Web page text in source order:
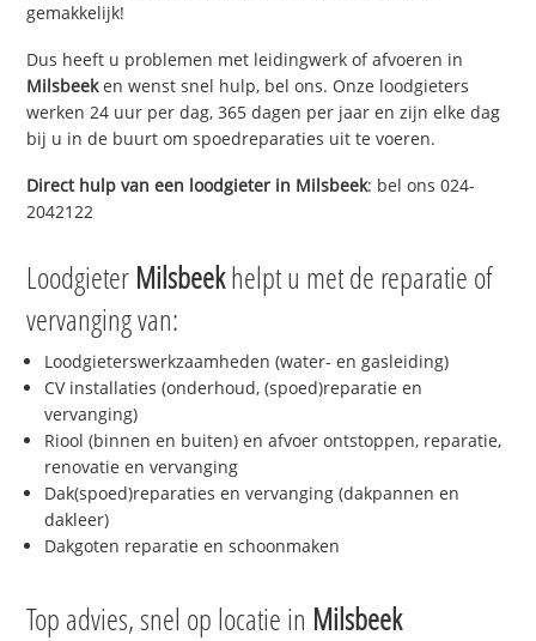
gemakkelijk!
Dus heeft u problemen met leidingwerk of afvoeren in
Milsbeeken wenst snel hulp, bel ons. Onze loodgieters
werken 24 uur per dag, 365 dagen per jaar en zijn elke dag
bij u in de buurt om spoedreparaties uit te voeren.
Direct hulp van een loodgieter in Milsbeek: bel ons 024-
2042122
Loodgieter Milsbeekhelpt u met de reparatie of
vervanging van:
Loodgieterswerkzaamheden (water- en gasleiding)
CV installaties (onderhoud, (spoed)reparatie en
vervanging)
Riool (binnen en buiten) en afvoer ontstoppen, reparatie,
renovatie en vervanging
Dak(spoed)reparaties en vervanging (dakpannen en
dakleer)
Dakgoten reparatie en schoonmaken
Top advies, snel op locatie in Milsbeek